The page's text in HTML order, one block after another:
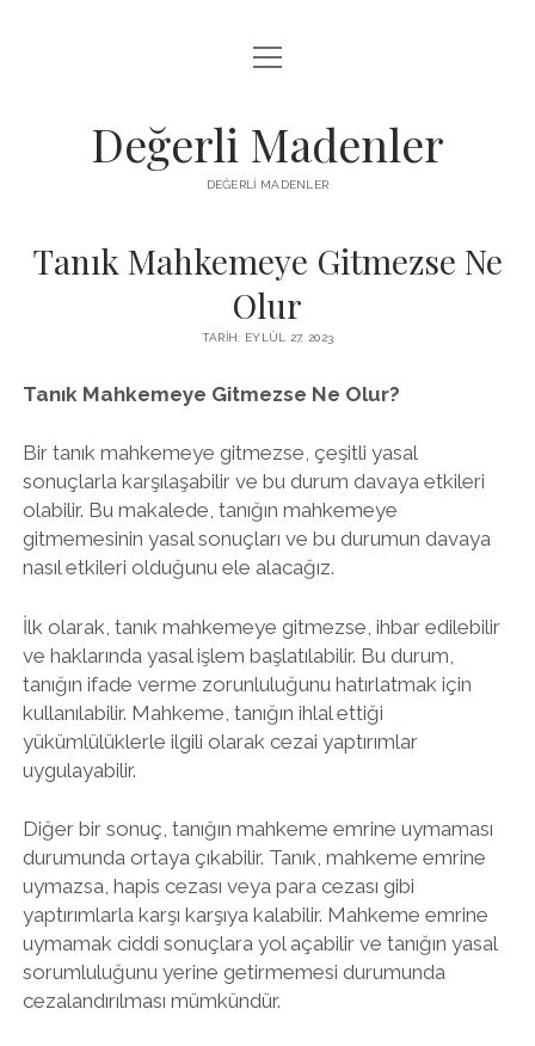
FACEBOOK TAKIPÇI YÜKSELTME HILESI
menüyü
aç
Değerli Madenler
DEĞERLI MADENLER
Tanık Mahkemeye Gitmezse Ne
Olur
TARIH: EYLÜL 27, 2023
Tanık Mahkemeye Gitmezse Ne Olur?
Bir tanık mahkemeye gitmezse, çeşitli yasal
sonuçlarla karşılaşabilir ve bu durum davaya etkileri
olabilir. Bu makalede, tanığın mahkemeye
gitmemesinin yasal sonuçları ve bu durumun davaya
nasıl etkileri olduğunu ele alacağız.
İlk olarak, tanık mahkemeye gitmezse, ihbar edilebilir
ve haklarında yasal işlem başlatılabilir. Bu durum,
tanığın ifade verme zorunluluğunu hatırlatmak için
kullanılabilir. Mahkeme, tanığın ihlal ettiği
yükümlülüklerle ilgili olarak cezai yaptırımlar
uygulayabilir.
Diğer bir sonuç, tanığın mahkeme emrine uymaması
durumunda ortaya çıkabilir. Tanık, mahkeme emrine
uymazsa, hapis cezası veya para cezası gibi
yaptırımlarla karşı karşıya kalabilir. Mahkeme emrine
uymamak ciddi sonuçlara yol açabilir ve tanığın yasal
sorumluluğunu yerine getirmemesi durumunda
cezalandırılması mümkündür.